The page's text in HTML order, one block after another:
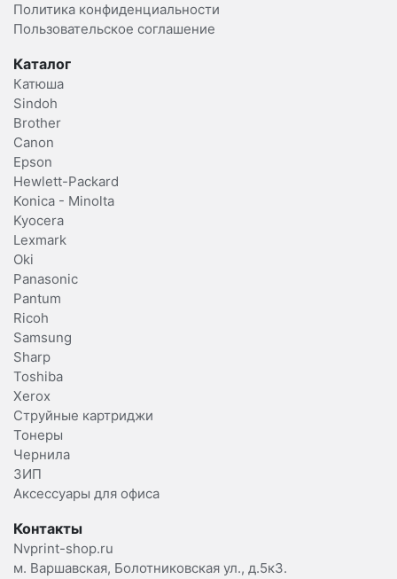
Политика конфиденциальности
Пользовательское соглашение
Каталог
Катюша
Sindoh
Brother
Canon
Epson
Hewlett-Packard
Konica - Minolta
Kyocera
Lexmark
Oki
Panasonic
Pantum
Ricoh
Samsung
Sharp
Toshiba
Xerox
Струйные картриджи
Тонеры
Чернила
ЗИП
Аксессуары для офиса
Контакты
Nvprint-shop.ru
м. Варшавская, Болотниковская ул., д.5к3.